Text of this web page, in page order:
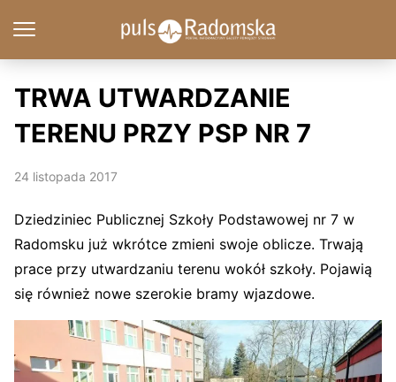
TRWA UTWARDZANIE
TERENU PRZY PSP NR 7
24 listopada 2017
Dziedziniec Publicznej Szkoły Podstawowej nr 7 w
Radomsku już wkrótce zmieni swoje oblicze. Trwają
prace przy utwardzaniu terenu wokół szkoły. Pojawią
się również nowe szerokie bramy wjazdowe.